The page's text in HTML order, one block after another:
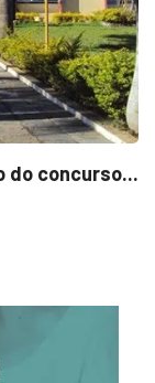
do concurso...